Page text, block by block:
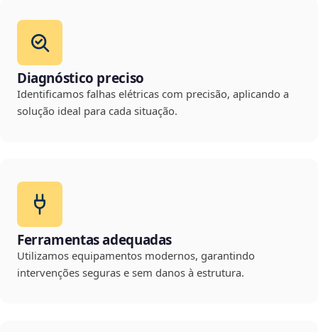
Diagnóstico preciso
Identificamos falhas elétricas com precisão, aplicando a
solução ideal para cada situação.
Ferramentas adequadas
Utilizamos equipamentos modernos, garantindo
intervenções seguras e sem danos à estrutura.